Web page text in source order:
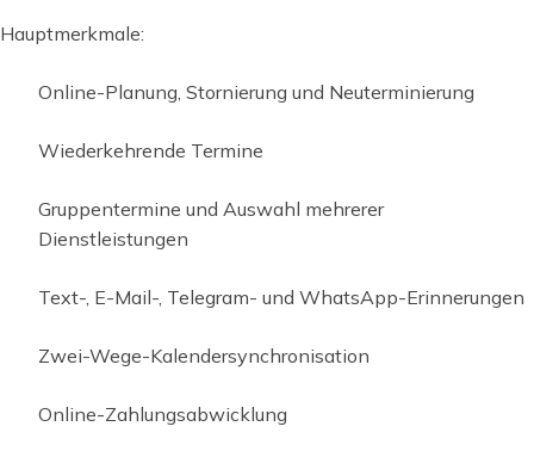
Hauptmerkmale:
Online-Planung, Stornierung und Neuterminierung
Wiederkehrende Termine
Gruppentermine und Auswahl mehrerer
Dienstleistungen
Text-, E-Mail-, Telegram- und WhatsApp-Erinnerungen
Zwei-Wege-Kalendersynchronisation
Online-Zahlungsabwicklung